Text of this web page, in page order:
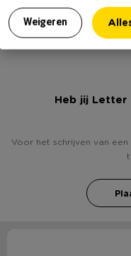
Weigeren
Productlengte (cm)
Duurzaamheidsscore
Heb jij Letter
Voor het schrijven van